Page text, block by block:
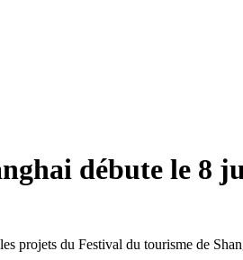
débute le 8
projets du Festival du tourisme de